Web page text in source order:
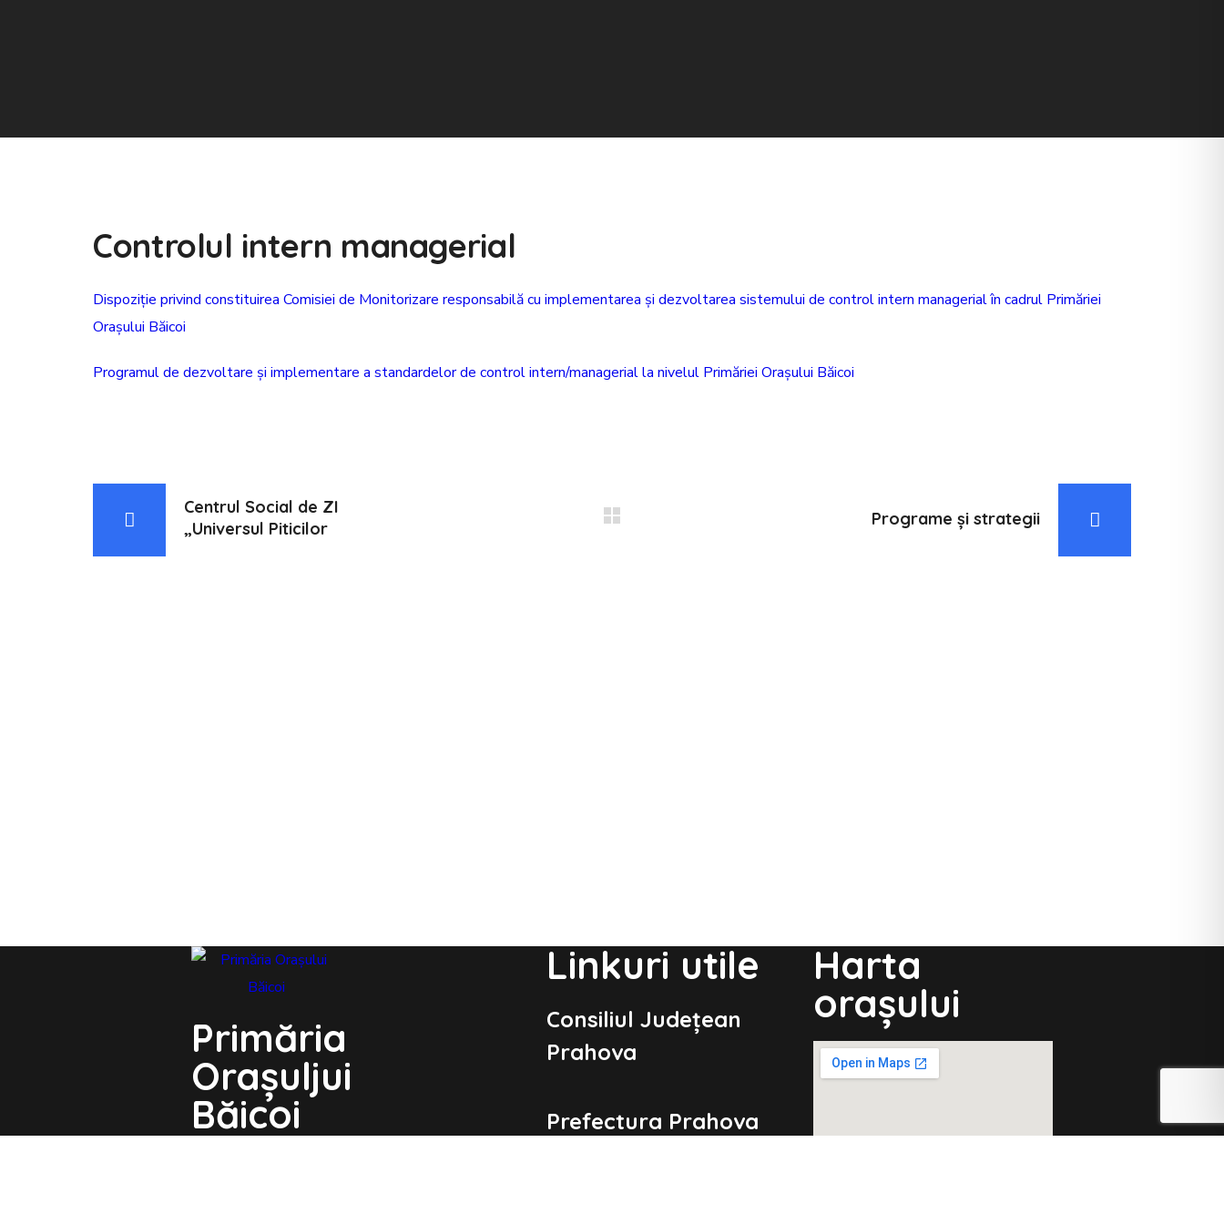
Controlul intern managerial
Dispoziție privind constituirea Comisiei de Monitorizare responsabilă cu implementarea și dezvoltarea sistemului de control intern managerial în cadrul Primăriei
Orașului Băicoi
Programul de dezvoltare și implementare a standardelor de control intern/managerial la nivelul Primăriei Orașului Băicoi
Centrul Social de ZI
„Universul Piticilor
Programe și strategii
Primăria
Orașuljui
Băicoi
Linkuri utile
Consiliul Județean
Prahova
Prefectura Prahova
Harta
orașului